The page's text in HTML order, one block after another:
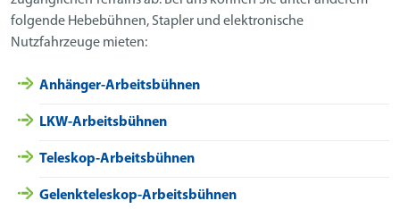
folgende Hebebühnen, Stapler und elektronische
Nutzfahrzeuge mieten:
Anhänger-Arbeitsbühnen
LKW-Arbeitsbühnen
Teleskop-Arbeitsbühnen
Gelenkteleskop-Arbeitsbühnen